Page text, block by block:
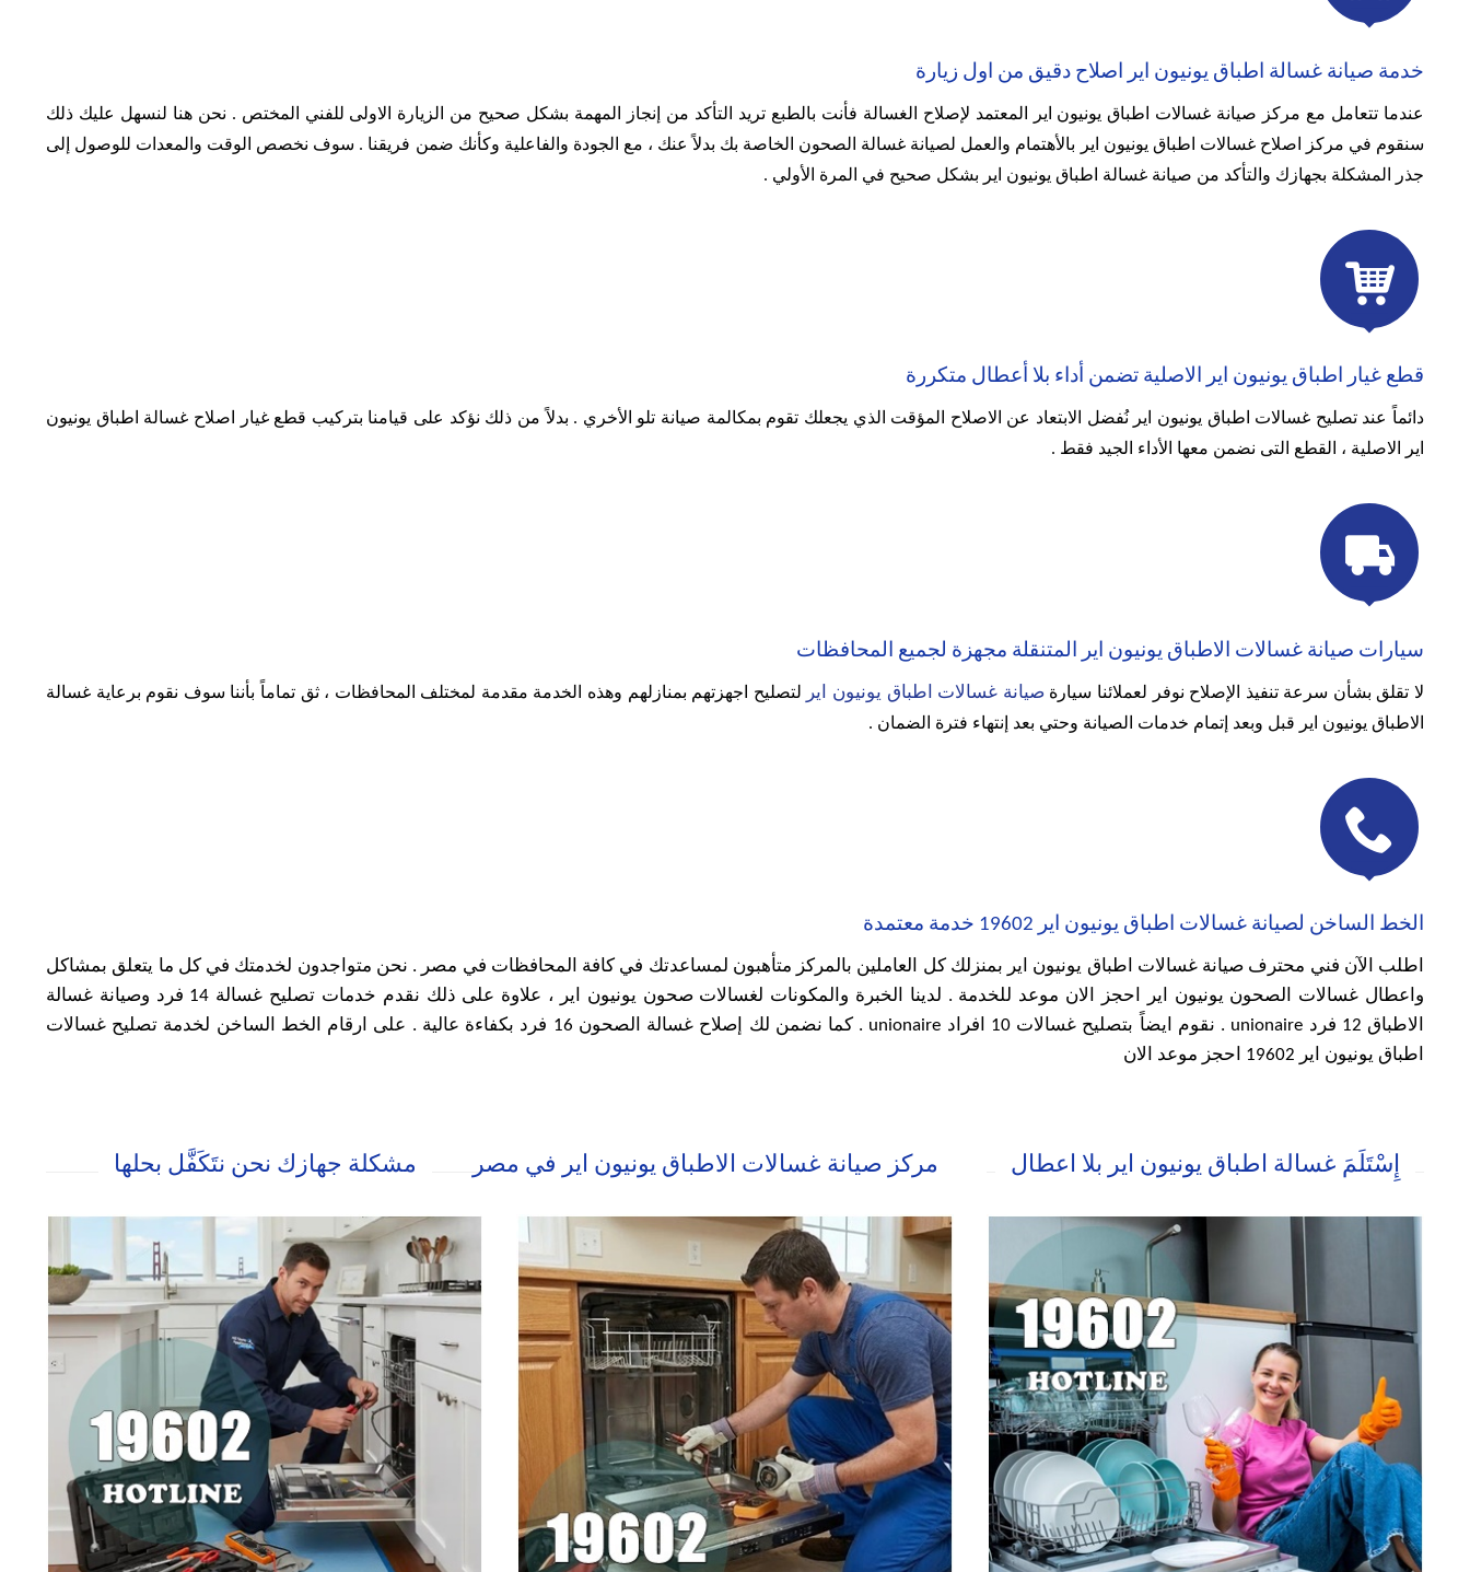
خدمة صيانة غسالة اطباق يونيون اير اصلاح دقيق من اول زيارة
عندما تتعامل مع مركز صيانة غسالات اطباق يونيون اير المعتمد لإصلاح الغسالة فأنت بالطبع تريد التأكد من إنجاز المهمة بشكل صحيح من الزيارة الاولى للفني المختص . نحن هنا لنسهل عليك ذلك
سنقوم في مركز اصلاح غسالات اطباق يونيون اير بالأهتمام والعمل لصيانة غسالة الصحون الخاصة بك بدلاً عنك ، مع الجودة والفاعلية وكأنك ضمن فريقنا . سوف نخصص الوقت والمعدات للوصول إلى
جذر المشكلة بجهازك والتأكد من صيانة غسالة اطباق يونيون اير بشكل صحيح في المرة الأولي .

قطع غيار اطباق يونيون اير الاصلية تضمن أداء بلا أعطال متكررة
دائماً عند تصليح غسالات اطباق يونيون اير نُفضل الابتعاد عن الاصلاح المؤقت الذي يجعلك تقوم بمكالمة صيانة تلو الأخري . بدلاً من ذلك نؤكد على قيامنا بتركيب قطع غيار اصلاح غسالة اطباق يونيون
اير الاصلية ، القطع التى نضمن معها الأداء الجيد فقط .

سيارات صيانة غسالات الاطباق يونيون اير المتنقلة مجهزة لجميع المحافظات
لا تقلق بشأن سرعة تنفيذ الإصلاح نوفر لعملائنا سيارةصيانة غسالات اطباق يونيون اير لتصليح اجهزتهم بمنازلهم وهذه الخدمة مقدمة لمختلف المحافظات ،ثق تماماً بأننا سوف نقوم برعاية غسالة
الاطباق يونيون اير قبل وبعد إتمام خدمات الصيانة وحتي بعد إنتهاء فترة الضمان .

الخط الساخن لصيانة غسالات اطباق يونيون اير 19602 خدمة معتمدة
اطلب الآن فني محترف صيانة غسالات اطباق يونيون اير بمنزلك كل العاملين بالمركز متأهبون لمساعدتك في كافة المحافظات في مصر . نحن متواجدون لخدمتك في كل ما يتعلق بمشاكل
واعطال غسالات الصحون يونيون اير احجز الان موعد للخدمة . لدينا الخبرة والمكونات لغسالات صحون يونيون اير ، علاوة على ذلك نقدم خدمات تصليح غسالة 14 فرد وصيانة غسالة
الاطباق 12 فرد unionaire . نقوم ايضاً بتصليح غسالات 10 افراد unionaire . كما نضمن لك إصلاح غسالة الصحون 16 فرد بكفاءة عالية . على ارقام الخط الساخن لخدمة تصليح غسالات
اطباق يونيون اير 19602 احجز موعد الان
مشكلة جهازك نحن نتَكَفَّل بحلها مركز صيانة غسالات الاطباق يونيون اير في مصر إِسْتَلَمَ غسالة اطباق يونيون اير بلا اعطال